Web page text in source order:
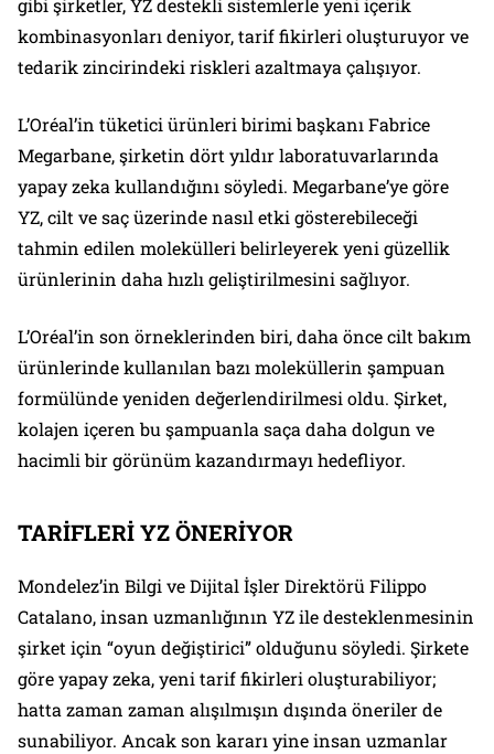
gibi şirketler, YZ destekli sistemlerle yeni içerik
kombinasyonları deniyor, tarif fikirleri oluşturuyor ve
tedarik zincirindeki riskleri azaltmaya çalışıyor.
L’Oréal’in tüketici ürünleri birimi başkanı Fabrice
Megarbane, şirketin dört yıldır laboratuvarlarında
yapay zeka kullandığını söyledi. Megarbane’ye göre
YZ, cilt ve saç üzerinde nasıl etki gösterebileceği
tahmin edilen molekülleri belirleyerek yeni güzellik
ürünlerinin daha hızlı geliştirilmesini sağlıyor.
L’Oréal’in son örneklerinden biri, daha önce cilt bakım
ürünlerinde kullanılan bazı moleküllerin şampuan
formülünde yeniden değerlendirilmesi oldu. Şirket,
kolajen içeren bu şampuanla saça daha dolgun ve
hacimli bir görünüm kazandırmayı hedefliyor.
TARİFLERİ YZ ÖNERİYOR
Mondelez’in Bilgi ve Dijital İşler Direktörü Filippo
Catalano, insan uzmanlığının YZ ile desteklenmesinin
şirket için “oyun değiştirici” olduğunu söyledi. Şirkete
göre yapay zeka, yeni tarif fikirleri oluşturabiliyor;
hatta zaman zaman alışılmışın dışında öneriler de
sunabiliyor. Ancak son kararı yine insan uzmanlar